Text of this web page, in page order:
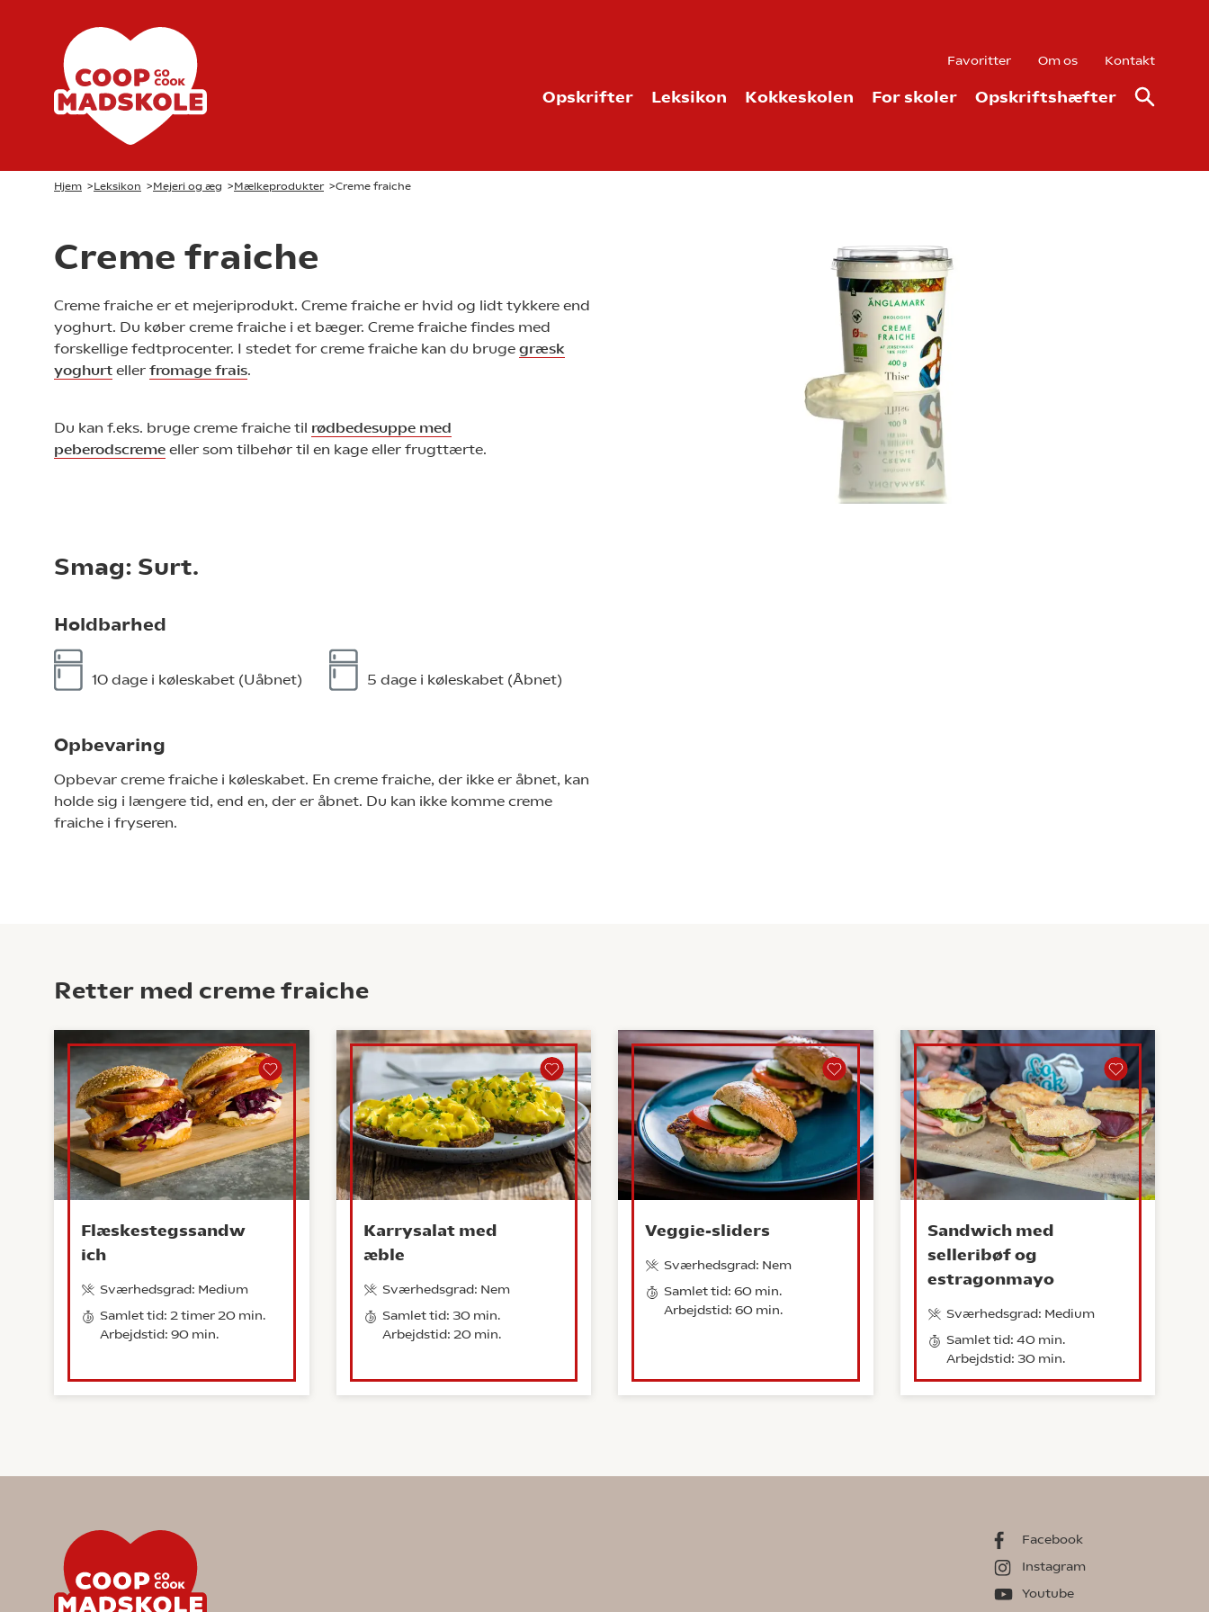
Favoritter Om os Kontakt
Opskrifter Leksikon Kokkeskolen For skoler Opskriftshæfter
Hjem >Leksikon >Mejeri og æg >Mælkeprodukter >Creme fraiche
Creme fraiche
Creme fraiche er et mejeriprodukt. Creme fraiche er hvid og lidt tykkere end
yoghurt. Du køber creme fraiche i et bæger. Creme fraiche findes med
forskellige fedtprocenter. I stedet for creme fraiche kan du bruge græsk
yoghurt eller fromage frais.
Du kan f.eks. bruge creme fraiche til rødbedesuppe med
peberodscreme eller som tilbehør til en kage eller frugttærte.
Smag: Surt.
Holdbarhed
10 dage i køleskabet (Uåbnet) 5 dage i køleskabet (Åbnet)
Opbevaring
Opbevar creme fraiche i køleskabet. En creme fraiche, der ikke er åbnet, kan
holde sig i længere tid, end en, der er åbnet. Du kan ikke komme creme
fraiche i fryseren.
Retter med creme fraiche
Flæskestegssandw
ich
Sværhedsgrad: Medium
Samlet tid: 2 timer 20 min.
Arbejdstid: 90 min.
Karrysalat med
æble
Sværhedsgrad: Nem
Samlet tid: 30 min.
Arbejdstid: 20 min.
Veggie-sliders
Sværhedsgrad: Nem
Samlet tid: 60 min.
Arbejdstid: 60 min.
Sandwich med
selleribøf og
estragonmayo
Sværhedsgrad: Medium
Samlet tid: 40 min.
Arbejdstid: 30 min.
Facebook
Instagram
Youtube